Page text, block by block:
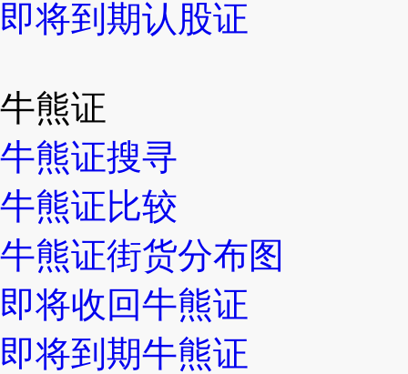
即将到期认股证
牛熊证
牛熊证搜寻
牛熊证比较
牛熊证街货分布图
即将收回牛熊证
即将到期牛熊证